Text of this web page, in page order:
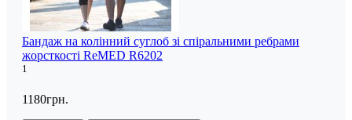
Бандаж на колінний суглоб зі спіральними ребрами
жорсткості ReMED R6202
1
1180грн.